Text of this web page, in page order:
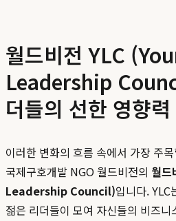
월드비전 YLC
Leadership
더들의 선한 영향력
이러한 변화의 흐름 속에서 가장 주
국제구호개발 NGO 월드비전의 월
Leadership Council)입니다.
젊은 리더들이 모여 자신들의 비즈